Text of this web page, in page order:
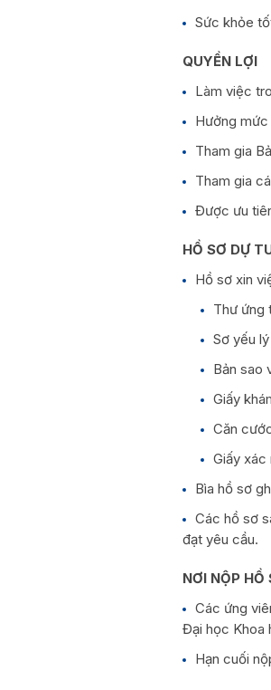
Sức khỏe
QUYỀN LỢI
Làm việc
Hưởng
Tham gia
Tham gia
Được ưu
HỒ SƠ DỰ
Hồ sơ xin
Thư ứng
Sơ yếu
Bản sao
Giấy
Căn
Giấy xác
Bìa hồ sơ
Các hồ sơ
đạt yêu cầu.
NƠI NỘP HỒ
Các ứng
Đại học Khoa
Hạn cuối